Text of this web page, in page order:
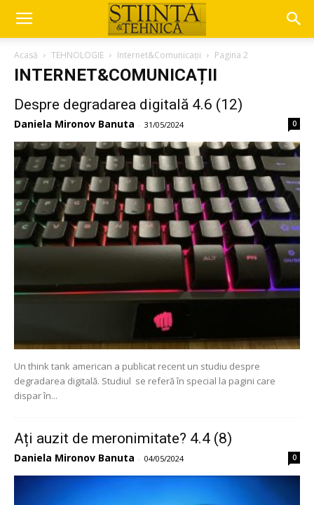
Acasă TEHNOLOGIE Internet&Comunicații Pagina 2
INTERNET&COMUNICAȚII
Despre degradarea digitală 4.6 (12)
Daniela Mironov Banuta - 31/05/2024 0
Un think tank american a publicat recent un studiu despre
degradarea digitală. Studiul se referă în special la pagini care
dispar în...
Ați auzit de meronimitate? 4.4 (8)
Daniela Mironov Banuta - 04/05/2024 0